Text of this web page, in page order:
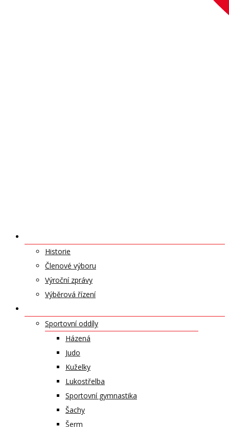
Historie
Členové výboru
Výroční zprávy
Výběrová řízení
Sportovní oddíly
Házená
Judo
Kuželky
Lukostřelba
Sportovní gymnastika
Šachy
Šerm